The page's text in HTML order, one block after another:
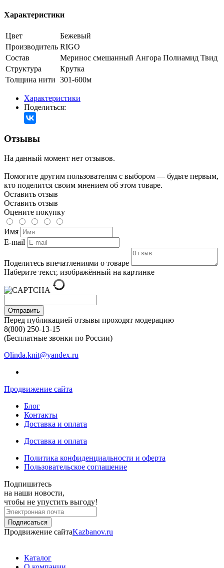
Характеристики
Цвет
Бежевый
Производитель RIGO
Состав
Меринос смешанный Ангора Полиамид Твид
Структура
Крутка
Толщина нити 301-600м
Характеристики
Поделиться:
Отзывы
На данный момент нет отзывов.
Помогите другим пользователям с выбором — будьте первым,
кто поделится своим мнением об этом товаре.
Оставить отзыв
Оставить отзыв
Оцените покупку
Имя
E-mail
Поделитесь впечатлениями о товаре
Наберите текст, изображённый на картинке
Отправить
Перед публикацией отзывы проходят модерацию
8(800) 250-13-15
(Бесплатные звонки по России)
Olinda.knit@yandex.ru
Продвижение сайта
Блог
Контакты
Доставка и оплата
Доставка и оплата
Политика конфиденциальности и оферта
Пользовательское соглашение
Подпишитесь
на наши новости,
чтобы не упустить выгоду!
Продвижение сайтаKazbanov.ru
Каталог